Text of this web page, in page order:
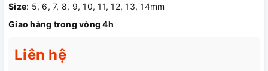
Size: 5, 6, 7, 8, 9, 10, 11, 12, 13, 14mm
Giao hàng trong vòng 4h
Liên hệ